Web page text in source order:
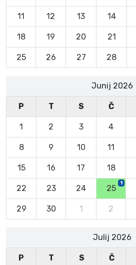
11 12 13 14
18 19 20 21
25 26 27 28
Junij 2026
P T S Č
1 2 3 4
8 9 10 11
15 16 17 18
22 23 24 25
1
29 30 1 2
Julij 2026
P T S Č